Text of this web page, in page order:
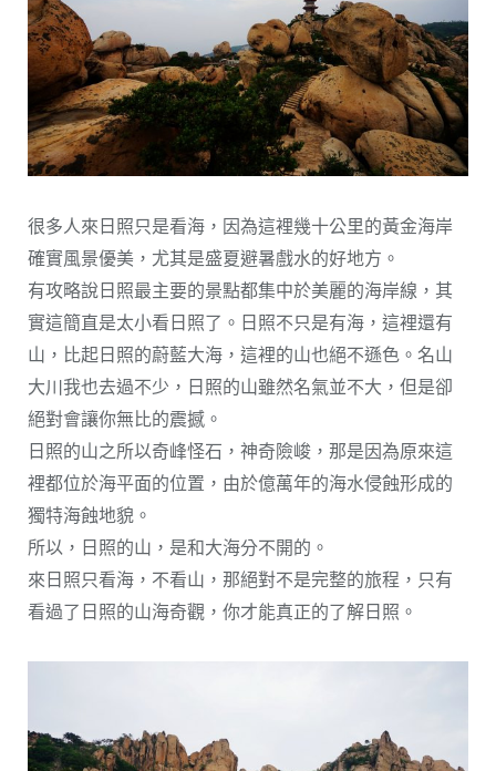
很多人來日照只是看海，因為這裡幾十公里的黃金海岸
確實風景優美，尤其是盛夏避暑戲水的好地方。
有攻略說日照最主要的景點都集中於美麗的海岸線，其
實這簡直是太小看日照了。日照不只是有海，這裡還有
山，比起日照的蔚藍大海，這裡的山也絕不遜色。名山
大川我也去過不少，日照的山雖然名氣並不大，但是卻
絕對會讓你無比的震撼。
日照的山之所以奇峰怪石，神奇險峻，那是因為原來這
裡都位於海平面的位置，由於億萬年的海水侵蝕形成的
獨特海蝕地貌。
所以，日照的山，是和大海分不開的。
來日照只看海，不看山，那絕對不是完整的旅程，只有
看過了日照的山海奇觀，你才能真正的了解日照。